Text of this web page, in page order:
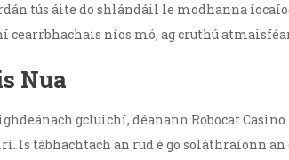
tús áite do shlándáil le modhanna
níos mó, ag cruthú
Nua
gcluichí, déanann Robocat
Is tábhachtach an rud é go soláthraíonn